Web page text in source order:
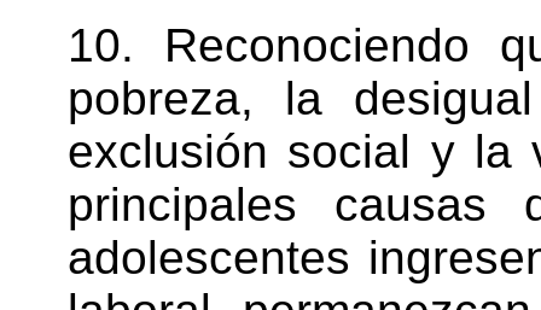
10. Reconociendo
pobreza, la
exclusión social y la
principales
adolescentes